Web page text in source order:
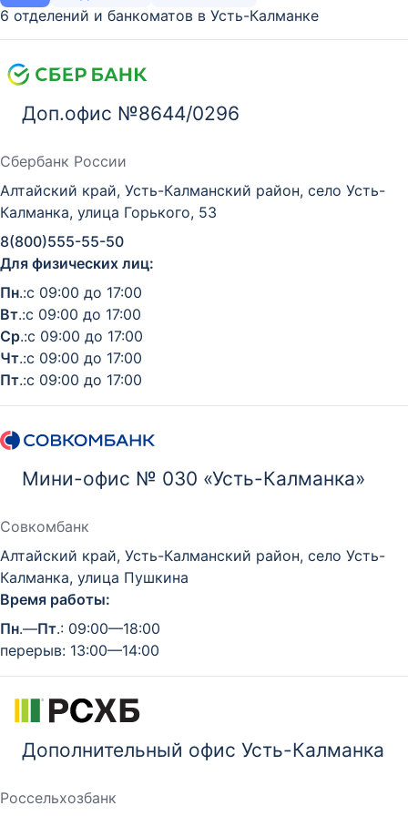
6 отделений и банкоматов в Усть-Калманке
Доп.офис №8644/0296
Сбербанк России
Алтайский край, Усть-Калманский район, село Усть-
Калманка, улица Горького, 53
8(800)555-55-50
Для физических лиц:
Пн.:с 09:00 до 17:00
Вт.:с 09:00 до 17:00
Ср.:с 09:00 до 17:00
Чт.:с 09:00 до 17:00
Пт.:с 09:00 до 17:00
Мини-офис № 030 «Усть-Калманка»
Совкомбанк
Алтайский край, Усть-Калманский район, село Усть-
Калманка, улица Пушкина
Время работы:
Пн.—Пт.: 09:00—18:00
перерыв: 13:00—14:00
Дополнительный офис Усть-Калманка
Россельхозбанк